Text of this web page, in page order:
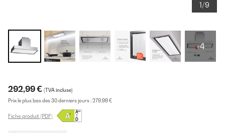
1/9
+4
292,99 € (TVA incluse)
Prix le plus bas des 30 derniers jours :279,99 €
Fiche produit (PDF)